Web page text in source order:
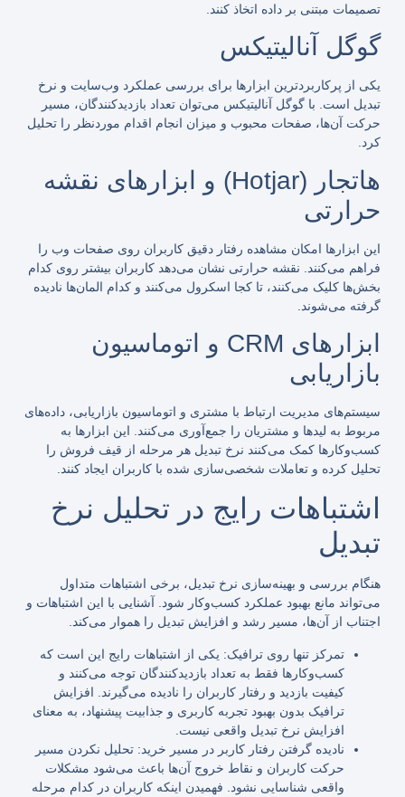
تصمیمات مبتنی بر داده اتخاذ کنند.
گوگل آنالیتیکس
یکی از پرکاربردترین ابزارها برای بررسی عملکرد وب‌سایت و نرخ
تبدیل است. با گوگل آنالیتیکس می‌توان تعداد بازدیدکنندگان، مسیر
حرکت آن‌ها، صفحات محبوب و میزان انجام اقدام موردنظر را تحلیل
کرد.
هاتجار (Hotjar) و ابزارهای نقشه
حرارتی
این ابزارها امکان مشاهده رفتار دقیق کاربران روی صفحات وب را
فراهم می‌کنند. نقشه حرارتی نشان می‌دهد کاربران بیشتر روی کدام
بخش‌ها کلیک می‌کنند، تا کجا اسکرول می‌کنند و کدام المان‌ها نادیده
گرفته می‌شوند.
ابزارهای CRM و اتوماسیون
بازاریابی
سیستم‌های مدیریت ارتباط با مشتری و اتوماسیون بازاریابی، داده‌های
مربوط به لیدها و مشتریان را جمع‌آوری می‌کنند. این ابزارها به
کسب‌وکارها کمک می‌کنند نرخ تبدیل هر مرحله از قیف فروش را
تحلیل کرده و تعاملات شخصی‌سازی شده با کاربران ایجاد کنند.
اشتباهات رایج در تحلیل نرخ
تبدیل
هنگام بررسی و بهینه‌سازی نرخ تبدیل، برخی اشتباهات متداول
می‌تواند مانع بهبود عملکرد کسب‌وکار شود. آشنایی با این اشتباهات و
اجتناب از آن‌ها، مسیر رشد و افزایش تبدیل را هموار می‌کند.
تمرکز تنها روی ترافیک: یکی از اشتباهات رایج این است که
کسب‌وکارها فقط به تعداد بازدیدکنندگان توجه می‌کنند و
کیفیت بازدید و رفتار کاربران را نادیده می‌گیرند. افزایش
ترافیک بدون بهبود تجربه کاربری و جذابیت پیشنهاد، به معنای
افزایش نرخ تبدیل واقعی نیست.
نادیده گرفتن رفتار کاربر در مسیر خرید: تحلیل نکردن مسیر
حرکت کاربران و نقاط خروج آن‌ها باعث می‌شود مشکلات
واقعی شناسایی نشود. فهمیدن اینکه کاربران در کدام مرحله